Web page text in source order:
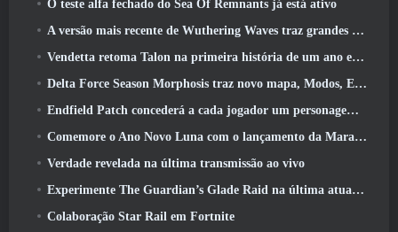
O teste alfa fechado do Sea Of Remnants já está ativo
A versão mais recente de Wuthering Waves traz grandes quedas de conhecimento e mudanças na qualidade de vida
Vendetta retoma Talon na primeira história de um ano em Overwatch (Não “2”, A Blizzard está abandonando isso)
Delta Force Season Morphosis traz novo mapa, Modos, E melhorias solicitadas pelos jogadores
Endfield Patch concederá a cada jogador um personagem seis estrelas grátis de sua escolha
Comemore o Ano Novo Luna com o lançamento da Maravilha de Inverno de Palia: Atualização de Ano Novo de Riffrocin
Verdade revelada na última transmissão ao vivo
Experimente The Guardian’s Glade Raid na última atualização de Guild Wars 2 começando hoje
Colaboração Star Rail em Fortnite